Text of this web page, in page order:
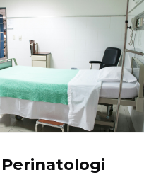
Perinatologi